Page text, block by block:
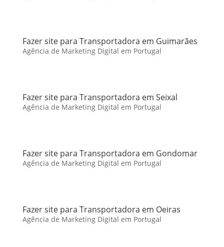
Fazer site para Transportadora em Guimarães
Agência de Marketing Digital em Portugal
Fazer site para Transportadora em Seixal
Agência de Marketing Digital em Portugal
Fazer site para Transportadora em Gondomar
Agência de Marketing Digital em Portugal
Fazer site para Transportadora em Oeiras
Agência de Marketing Digital em Portugal